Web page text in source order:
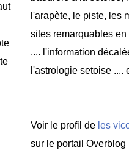
l'arapète, le piste, les
sites remarquables
.... l'information
l'astrologie setoise ....
Voir le profil de les
sur le portail Overblog